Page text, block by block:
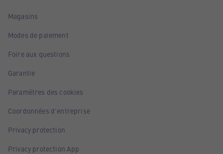
Magasins
Modes de paiement
Foire aux questions
Garantie
Paramètres des cookies
Coordonnées d'entreprise
Privacy protection
Privacy protection App